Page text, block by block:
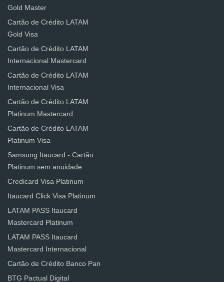
Gold Master
Cartão de Crédito LATAM
Gold Visa
Cartão de Crédito LATAM
Internacional Mastercard
Cartão de Crédito LATAM
Internacional Visa
Cartão de Crédito LATAM
Platinum Mastercard
Cartão de Crédito LATAM
Platinum Visa
Samsung Itaucard - Cartão
Platinum sem anuidade
Credicard Visa Platinum
Itaucard Click Visa Platinum
LATAM PASS Itaucard
Mastercard Platinum
LATAM PASS Itaucard
Mastercard Internacional
Cartão de Crédito Banco Pan
BTG Pactual Digital